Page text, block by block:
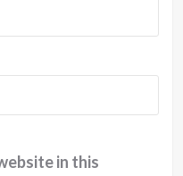
in this